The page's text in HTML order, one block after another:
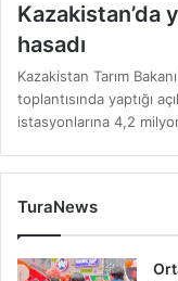
Kazakistan’da
hasadı
Kazakistan Tarım
toplantısında yaptığı
istasyonlarına 4,2
TuraNews